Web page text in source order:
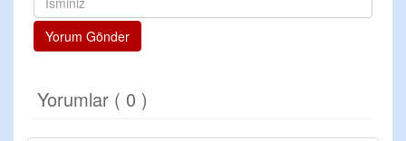
Yorum Gönder
Yorumlar ( 0 )